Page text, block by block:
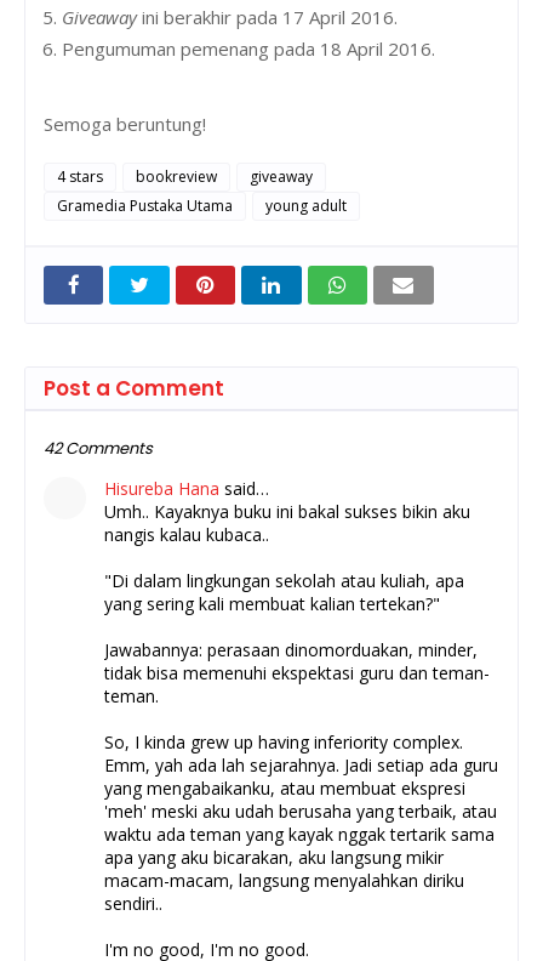
Giveawayini berakhir pada 17 April 2016.
Pengumuman pemenang pada 18 April 2016.
Semoga beruntung!
4 stars bookreview
giveaway
Gramedia Pustaka Utama
young adult
Post a Comment
42 Comments
Hisureba Hana said…
Umh.. Kayaknya buku ini bakal sukses bikin aku
nangis kalau kubaca..
"Di dalam lingkungan sekolah atau kuliah, apa
yang sering kali membuat kalian tertekan?"
Jawabannya: perasaan dinomorduakan, minder,
tidak bisa memenuhi ekspektasi guru dan teman-
teman.
So, I kinda grew up having inferiority complex.
Emm, yah ada lah sejarahnya. Jadi setiap ada guru
yang mengabaikanku, atau membuat ekspresi
'meh' meski aku udah berusaha yang terbaik, atau
waktu ada teman yang kayak nggak tertarik sama
apa yang aku bicarakan, aku langsung mikir
macam-macam, langsung menyalahkan diriku
sendiri..
I'm no good, I'm no good.